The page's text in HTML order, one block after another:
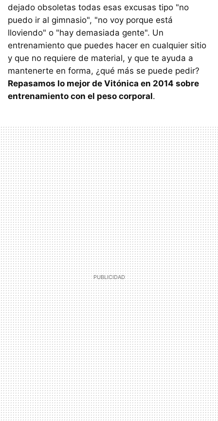
dejado obsoletas todas esas excusas tipo "no
puedo ir al gimnasio", "no voy porque está
lloviendo" o "hay demasiada gente". Un
entrenamiento que puedes hacer en cualquier sitio
y que no requiere de material, y que te ayuda a
mantenerte en forma, ¿qué más se puede pedir?
Repasamos lo mejor de Vitónica en 2014 sobre
entrenamiento con el peso corporal.